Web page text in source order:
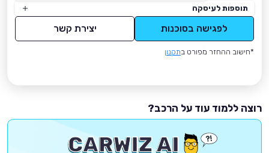
תוספות לעיסקה
לפגישה בסוכנות יצירת קשר
*חישוב ההחזר מפורט בתקנון
רוצה ללמוד עוד על הרכב?